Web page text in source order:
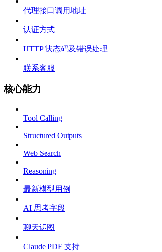
代理接口调用地址
认证方式
HTTP 状态码及错误处理
联系客服
核心能力
Tool Calling
Structured Outputs
Web Search
Reasoning
最新模型用例
AI 思考字段
聊天识图
Claude PDF 支持